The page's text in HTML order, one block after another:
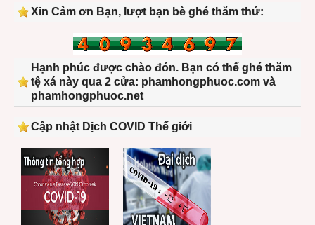
Xin Cảm ơn Bạn, lượt bạn bè ghé thăm thứ:
Hạnh phúc được chào đón. Bạn có thể ghé thăm
tệ xá này qua 2 cửa: phamhongphuoc.com và
phamhongphuoc.net
Cập nhật Dịch COVID Thế giới